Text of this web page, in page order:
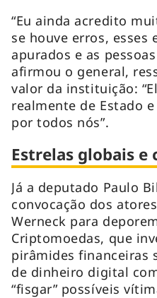
“Eu ainda acredito
se houve erros, esses
apurados e as
afirmou o general,
valor da instituição:
realmente de Estado
por todos nós”.
Estrelas globais
Já a deputado Paulo
convocação dos
Werneck para
Criptomoedas, que
pirâmides financeiras
de dinheiro digital
“fisgar” possíveis